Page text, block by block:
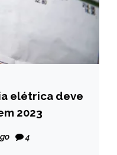
elétrica deve
2023
4